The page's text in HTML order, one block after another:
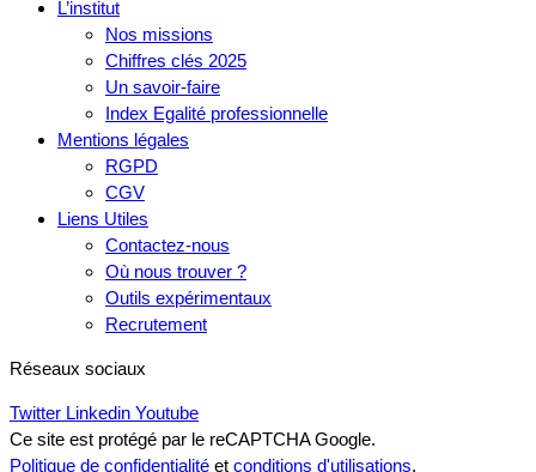
L’institut
Nos missions
Chiffres clés 2025
Un savoir-faire
Index Egalité professionnelle
Mentions légales
RGPD
CGV
Liens Utiles
Contactez-nous
Où nous trouver ?
Outils expérimentaux
Recrutement
Réseaux sociaux
Twitter Linkedin Youtube
Ce site est protégé par le reCAPTCHA Google.
Politique de confidentialité et conditions d'utilisations.